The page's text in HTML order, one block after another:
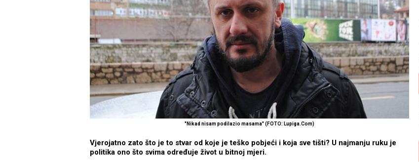
"Nikad nisam podilazio masama" (FOTO: Lupiga.Com)
Vjerojatno zato što je to stvar od koje je teško pobjeći i koja sve tišti? U najmanju ruku je
politika ono što svima određuje život u bitnoj mjeri.